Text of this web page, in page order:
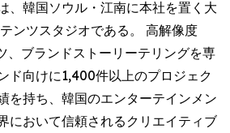
、韓国ソウル・江南に本社を置く大
ンツスタジオである。 高解像度
、ブランドストーリーテリングを専
ド向けに1,400件以上のプロジェク
を持ち、韓国のエンターテインメン
において信頼されるクリエイティブ